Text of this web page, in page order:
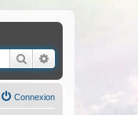
Rechercher
Connexion